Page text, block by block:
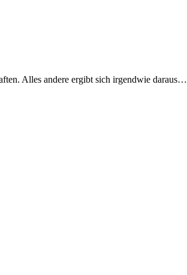
Alles andere ergibt sich irgendwie daraus…